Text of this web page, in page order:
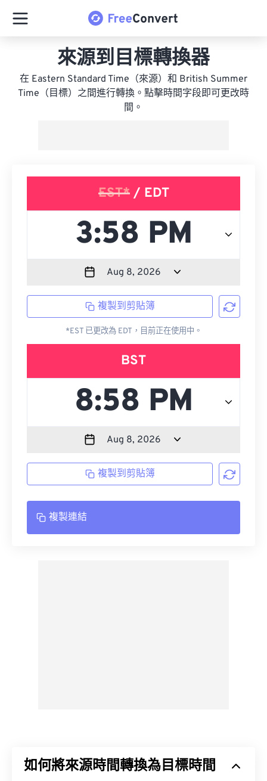
來源到目標轉換器
在 Eastern Standard Time（來源）和 British Summer
Time（目標）之間進行轉換。點擊時間字段即可更改時
間。
EST*/ EDT
複製到剪貼簿
*EST 已更改為 EDT，目前正在使用中。
BST
複製到剪貼簿
複製連結
如何將來源時間轉換為目標時間